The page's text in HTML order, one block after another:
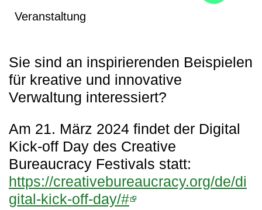
Veranstaltung
Sie sind an inspirierenden Beispielen
für kreative und innovative
Verwaltung interessiert?
Am 21. März 2024 findet der Digital
Kick-off Day des Creative
Bureaucracy Festivals statt:
https://creativebureaucracy.org/de/di
gital-kick-off-day/#